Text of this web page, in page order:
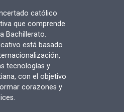
católico
que comprende
Bachillerato.
está basado
tecnologías y
con el objetivo
corazones y